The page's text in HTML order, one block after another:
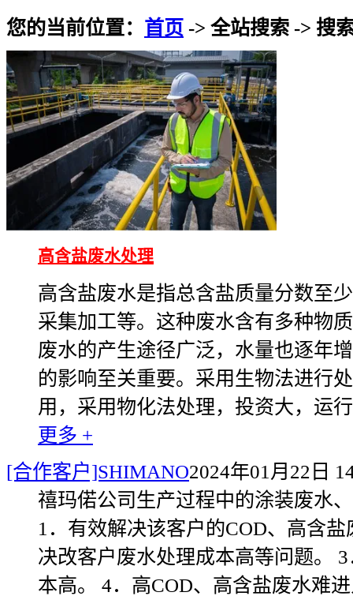
您的当前位置： 首页 -> 全站搜索 -> 搜
高含盐废水处理
高含盐废水是指总含盐质量分数至
采集加工等。这种废水含有多种物
废水的产生途径广泛，水量也逐年
的影响至关重要。采用生物法进行
用，采用物化法处理，投资大，运
更多 +
[合作客户]SHIMANO2024年01月22日
禧玛偌公司生产过程中的涂装废水
1．有效解决该客户的COD、高含
决改客户废水处理成本高等问题。
本高。 4．高COD、高含盐废水难